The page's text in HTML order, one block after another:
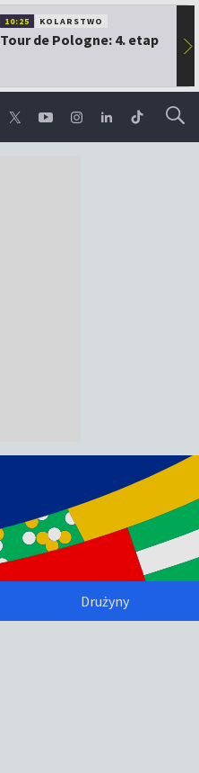
10:25 KOLARSTWO
Tour de Pologne: 4. etap ▶
Drużyny